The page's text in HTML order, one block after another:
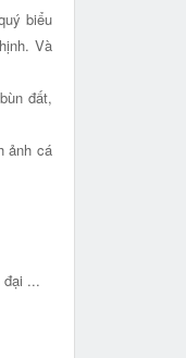
biểu
Và
đất,
ảnh cá
đại ...